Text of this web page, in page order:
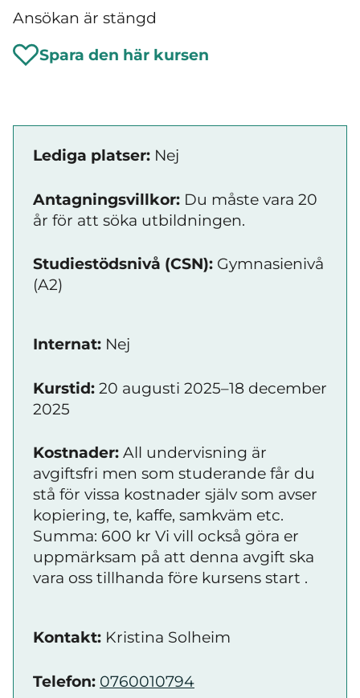
Ansökan är stängd
Spara den här kursen
Lediga platser: Nej
Antagningsvillkor: Du måste vara 20
år för att söka utbildningen.
Studiestödsnivå (CSN): Gymnasienivå
(A2)
Internat: Nej
Kurstid: 20 augusti 2025–18 december
2025
Kostnader: All undervisning är
avgiftsfri men som studerande får du
stå för vissa kostnader själv som avser
kopiering, te, kaffe, samkväm etc.
Summa: 600 kr Vi vill också göra er
uppmärksam på att denna avgift ska
vara oss tillhanda före kursens start .
Kontakt: Kristina Solheim
Telefon: 0760010794